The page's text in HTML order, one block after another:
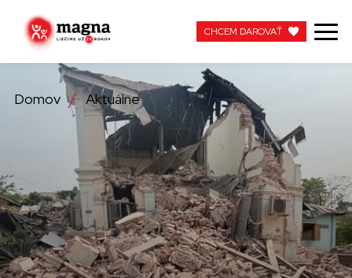
NAŠA PRÁCA
AKTUÁLNE
ZAPOJTE SA
CHCEM DAROVAŤ
Domov Aktuálne